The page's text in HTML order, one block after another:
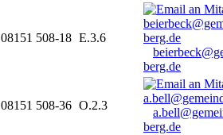
08151 508-18 E.3.6
berg.de
08151 508-36 O.2.3
berg.de